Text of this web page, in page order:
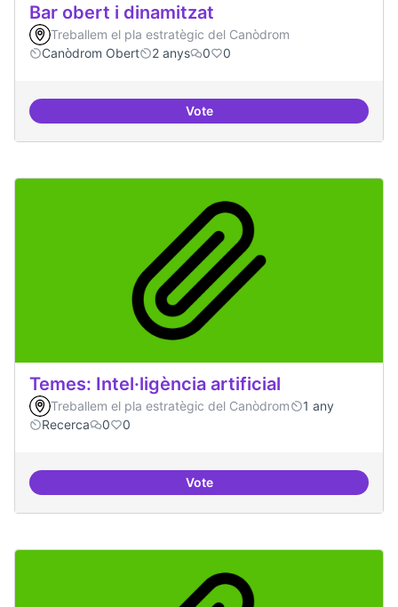
Bar obert i dinamitzat
Treballem el pla estratègic del Canòdrom
Canòdrom Obert
2 anys 0 0
VoteBar obert i dinamitzat
Temes: Intel·ligència artificial
Treballem el pla estratègic del Canòdrom
1 any
Recerca
0 0
VoteTemes: Intel·ligència artificial